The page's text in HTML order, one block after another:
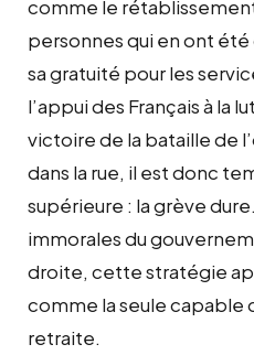
comme le
personnes qui en ont
sa gratuité pour les
l’appui des Français à la
victoire de la bataille de
dans la rue, il est donc
supérieure : la grève
immorales du
droite, cette stratégie
comme la seule capable
retraite.